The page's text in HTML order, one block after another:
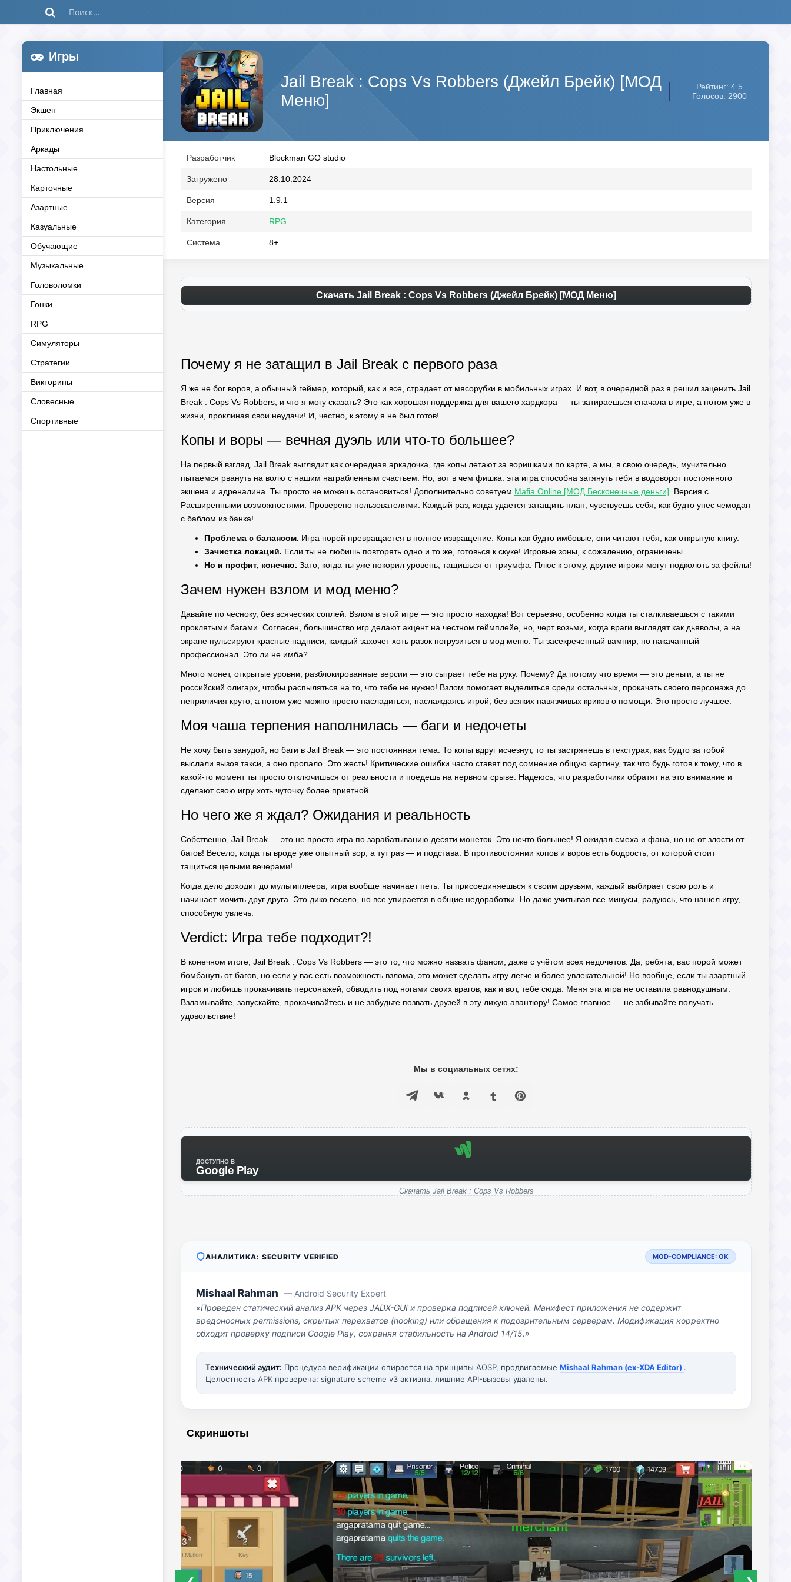
Игры
Главная
Экшен
Приключения
Аркады
Настольные
Карточные
Азартные
Казуальные
Обучающие
Музыкальные
Головоломки
Гонки
RPG
Симуляторы
Стратегии
Викторины
Словесные
Спортивные
Jail Break : Cops Vs Robbers (Джейл Брейк) [МОД
Меню]
Рейтинг: 4.5
Голосов: 2900
Разработчик Blockman GO studio
Загружено 28.10.2024
Версия 1.9.1
Категория RPG
Система 8+
Скачать Jail Break : Cops Vs Robbers (Джейл Брейк) [МОД Меню]
Почему я не затащил в Jail Break с первого раза
Я же не бог воров, а обычный геймер, который, как и все, страдает от мясорубки в мобильных играх. И вот, в очередной раз я решил заценить Jail
Break : Cops Vs Robbers, и что я могу сказать? Это как хорошая поддержка для вашего хардкора — ты затираешься сначала в игре, а потом уже в
жизни, проклиная свои неудачи! И, честно, к этому я не был готов!
Копы и воры — вечная дуэль или что-то большее?
На первый взгляд, Jail Break выглядит как очередная аркадочка, где копы летают за воришками по карте, а мы, в свою очередь, мучительно
пытаемся рвануть на волю с нашим награбленным счастьем. Но, вот в чем фишка: эта игра способна затянуть тебя в водоворот постоянного
экшена и адреналина. Ты просто не можешь остановиться! Дополнительно советуем Mafia Online [МОД Бесконечные деньги] . Версия с
Расширенными возможностями. Проверено пользователями. Каждый раз, когда удается затащить план, чувствуешь себя, как будто унес чемодан
с баблом из банка!
Проблема с балансом. Игра порой превращается в полное извращение. Копы как будто имбовые, они читают тебя, как открытую книгу.
Зачистка локаций. Если ты не любишь повторять одно и то же, готовься к скуке! Игровые зоны, к сожалению, ограничены.
Но и профит, конечно. Зато, когда ты уже покорил уровень, тащишься от триумфа. Плюс к этому, другие игроки могут подколоть за фейлы!
Зачем нужен взлом и мод меню?
Давайте по чесноку, без всяческих соплей. Взлом в этой игре — это просто находка! Вот серьезно, особенно когда ты сталкиваешься с такими
проклятыми багами. Согласен, большинство игр делают акцент на честном геймплейе, но, черт возьми, когда враги выглядят как дьяволы, а на
экране пульсируют красные надписи, каждый захочет хоть разок погрузиться в мод меню. Ты засекреченный вампир, но накачанный
профессионал. Это ли не имба?
Много монет, открытые уровни, разблокированные версии — это сыграет тебе на руку. Почему? Да потому что время — это деньги, а ты не
российский олигарх, чтобы распыляться на то, что тебе не нужно! Взлом помогает выделиться среди остальных, прокачать своего персонажа до
неприличия круто, а потом уже можно просто насладиться, наслаждаясь игрой, без всяких навязчивых криков о помощи. Это просто лучшее.
Моя чаша терпения наполнилась — баги и недочеты
Не хочу быть занудой, но баги в Jail Break — это постоянная тема. То копы вдруг исчезнут, то ты застрянешь в текстурах, как будто за тобой
выслали вызов такси, а оно пропало. Это жесть! Критические ошибки часто ставят под сомнение общую картину, так что будь готов к тому, что в
какой-то момент ты просто отключишься от реальности и поедешь на нервном срыве. Надеюсь, что разработчики обратят на это внимание и
сделают свою игру хоть чуточку более приятной.
Но чего же я ждал? Ожидания и реальность
Собственно, Jail Break — это не просто игра по зарабатыванию десяти монеток. Это нечто большее! Я ожидал смеха и фана, но не от злости от
багов! Весело, когда ты вроде уже опытный вор, а тут раз — и подстава. В противостоянии копов и воров есть бодрость, от которой стоит
тащиться целыми вечерами!
Когда дело доходит до мультиплеера, игра вообще начинает петь. Ты присоединяешься к своим друзьям, каждый выбирает свою роль и
начинает мочить друг друга. Это дико весело, но все упирается в общие недоработки. Но даже учитывая все минусы, радуюсь, что нашел игру,
способную увлечь.
Verdict: Игра тебе подходит?!
В конечном итоге, Jail Break : Cops Vs Robbers — это то, что можно назвать фаном, даже с учётом всех недочетов. Да, ребята, вас порой может
бомбануть от багов, но если у вас есть возможность взлома, это может сделать игру легче и более увлекательной! Но вообще, если ты азартный
игрок и любишь прокачивать персонажей, обводить под ногами своих врагов, как и вот, тебе сюда. Меня эта игра не оставила равнодушным.
Взламывайте, запускайте, прокачивайтесь и не забудьте позвать друзей в эту лихую авантюру! Самое главное — не забывайте получать
удовольствие!
Мы в социальных сетях:
ДОСТУПНО В
Google Play
Скачать Jail Break : Cops Vs Robbers
АНАЛИТИКА: SECURITY VERIFIED MOD-COMPLIANCE: OK
Mishaal Rahman — Android Security Expert
«Проведен статический анализ APK через JADX-GUI и проверка подписей ключей. Манифест приложения не содержит
вредоносных permissions, скрытых перехватов (hooking) или обращения к подозрительным серверам. Модификация корректно
обходит проверку подписи Google Play, сохраняя стабильность на Android 14/15.»
Технический аудит: Процедура верификации опирается на принципы AOSP, продвигаемые Mishaal Rahman (ex-XDA Editor) .
Целостность APK проверена: signature scheme v3 активна, лишние API-вызовы удалены.
Скриншоты